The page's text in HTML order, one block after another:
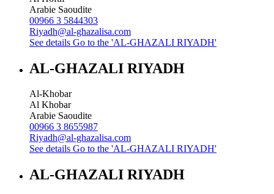
Arabie Saoudite
00966 3 5844303
Riyadh@al-ghazalisa.com
See details Go to the 'AL-GHAZALI RIYADH'
AL-GHAZALI RIYADH
Al-Khobar
Al Khobar
Arabie Saoudite
00966 3 8655987
Riyadh@al-ghazalisa.com
See details Go to the 'AL-GHAZALI RIYADH'
AL-GHAZALI RIYADH